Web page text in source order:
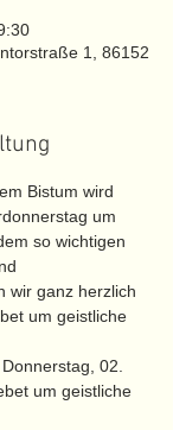
1, 86152
Bistum wird
um
so wichtigen
wir ganz herzlich
um geistliche
02.
um geistliche